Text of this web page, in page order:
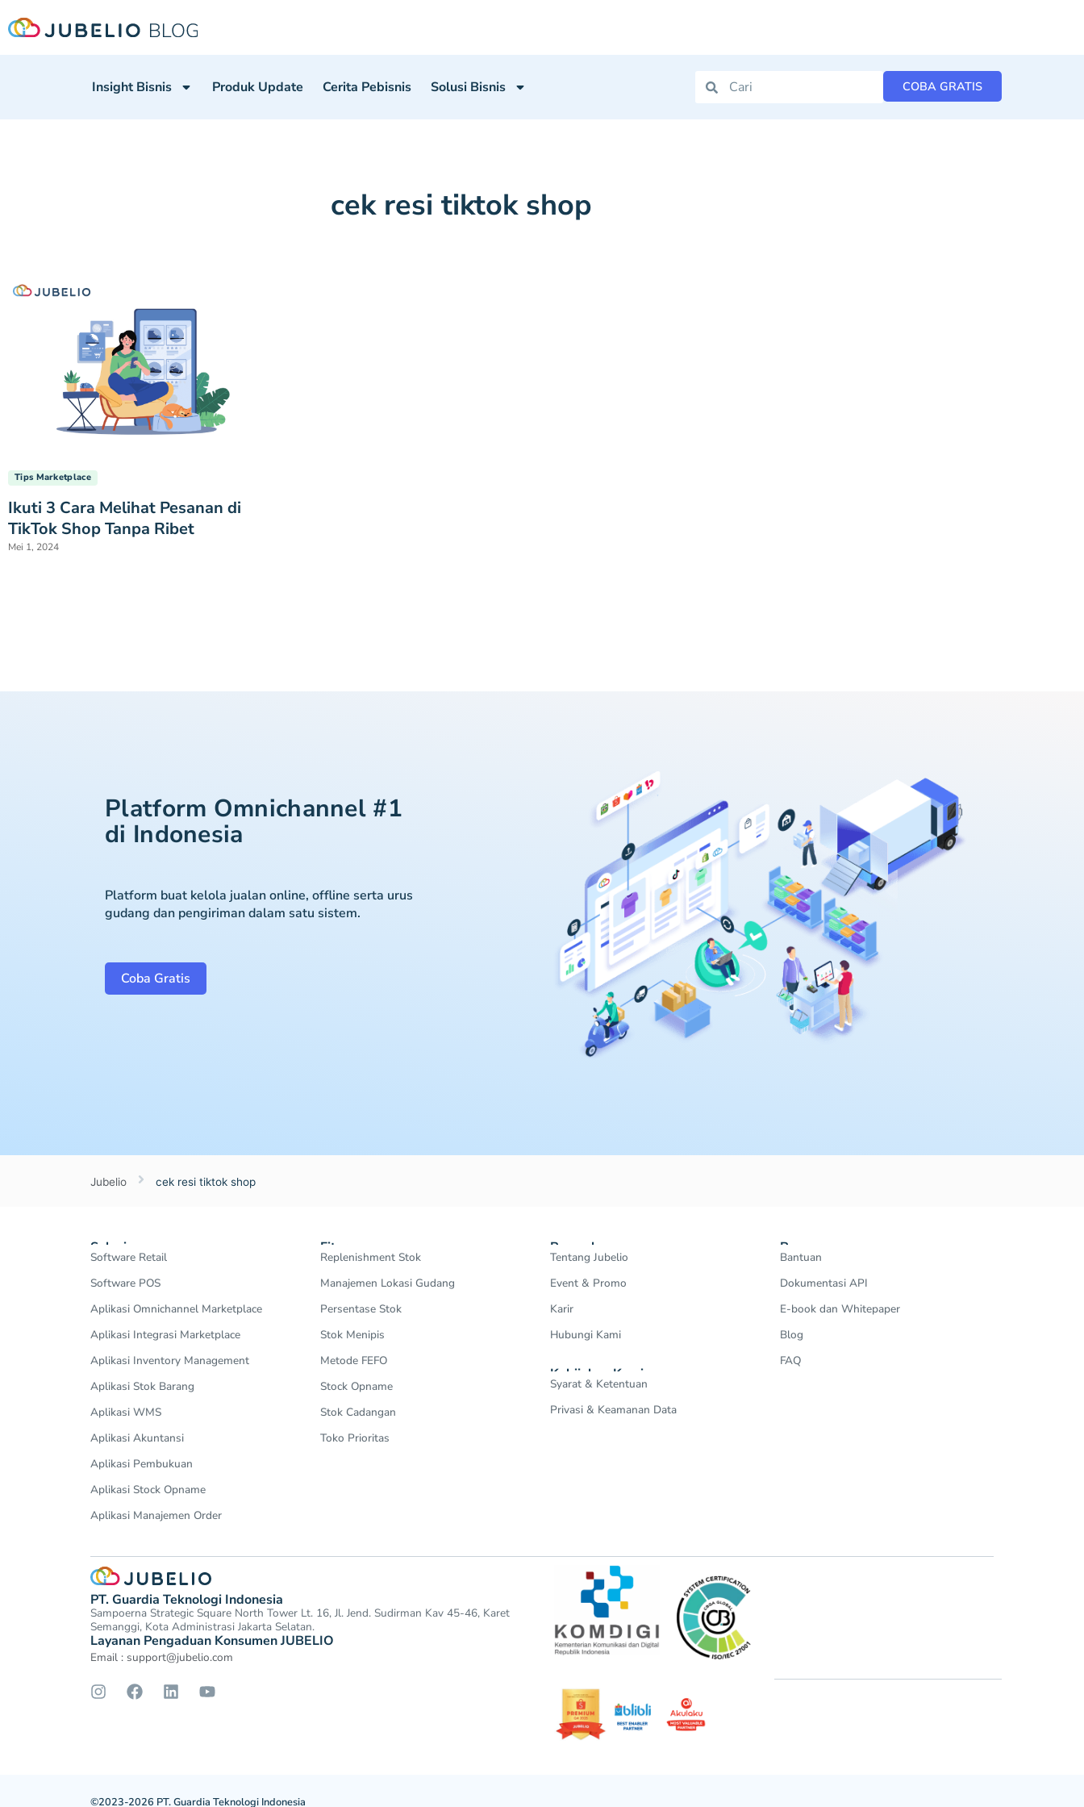
Insight Bisnis Produk Update Cerita Pebisnis Solusi Bisnis COBA GRATIS
cek resi tiktok shop
Tips Marketplace
Ikuti 3 Cara Melihat Pesanan di
TikTok Shop Tanpa Ribet
Mei 1, 2024
Platform Omnichannel #1
di Indonesia
Platform buat kelola jualan online, offline serta urus
gudang dan pengiriman dalam satu sistem.
Coba Gratis
Jubelio cek resi tiktok shop
Solusi
Software Retail
Software POS
Aplikasi Omnichannel Marketplace
Aplikasi Integrasi Marketplace
Aplikasi Inventory Management
Aplikasi Stok Barang
Aplikasi WMS
Aplikasi Akuntansi
Aplikasi Pembukuan
Aplikasi Stock Opname
Aplikasi Manajemen Order
Fitur
Replenishment Stok
Manajemen Lokasi Gudang
Persentase Stok
Stok Menipis
Metode FEFO
Stock Opname
Stok Cadangan
Toko Prioritas
Perusahaan
Tentang Jubelio
Event & Promo
Karir
Hubungi Kami
Kebijakan Kami
Syarat & Ketentuan
Privasi & Keamanan Data
Resources
Bantuan
Dokumentasi API
E-book dan Whitepaper
Blog
FAQ
PT. Guardia Teknologi Indonesia
Sampoerna Strategic Square North Tower Lt. 16, Jl. Jend. Sudirman Kav 45-46, Karet
Semanggi, Kota Administrasi Jakarta Selatan.
Layanan Pengaduan Konsumen JUBELIO
Email : support@jubelio.com
©2023-2026 PT. Guardia Teknologi Indonesia